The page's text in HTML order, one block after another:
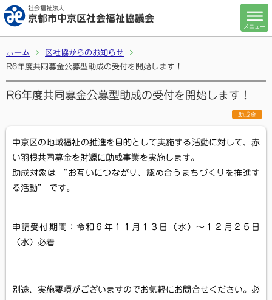
社会福祉法人
京都市中京区社会福祉協議会
メニュー
ホーム
区社協からのお知らせ
R6年度共同募金公募型助成の受付を開始します！
R6年度共同募金公募型助成の受付を開始します！
助成金
中京区の地域福祉の推進を目的として実施する活動に対して、赤
い羽根共同募金を財源に助成事業を実施します。
助成対象は “お互いにつながり、認め合うまちづくりを推進す
る活動” です。
申請受付期間：令和６年１１月１３日（水）～１２月２５日
（水）必着
別途、実施要項がございますのでお気軽にお問合せください。必